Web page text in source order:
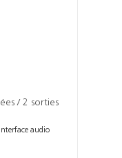
/ 2 sorties
audio